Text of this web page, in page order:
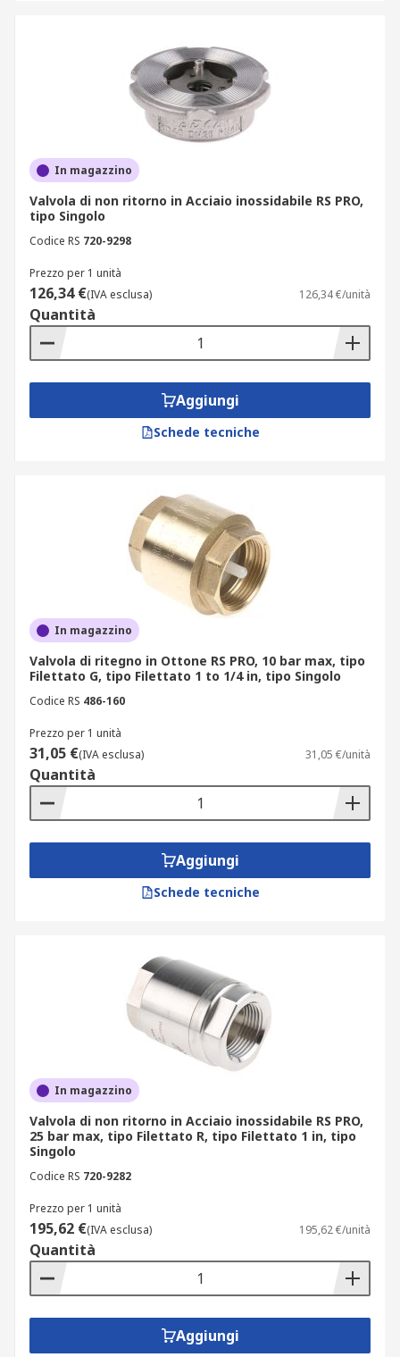
Inoltre, queste valvole sono utilizzate nei sistemi
HVAC (sistemi di riscaldamento, ventilazione e
condizionamento dell'aria).
Tipi di valvola di ritegno
Sono disponibili diversi tipi di valvole di ritegno
per un'ampia gamma di applicazioni. Ad esempio:
A doppia piastra
A doppio sportello
In linea con molla
A pistone o alzata<
In magazzino
Valvola di non ritorno in Acciaio inossidabile RS PRO,
tipo Singolo
Codice RS 720-9298
Prezzo per 1 unità
126,34 €(IVA esclusa) 126,34 €/unità
Quantità
Aggiungi
Schede tecniche
In magazzino
Valvola di ritegno in Ottone RS PRO, 10 bar max, tipo
Filettato G, tipo Filettato 1 to 1/4 in, tipo Singolo
Codice RS 486-160
Prezzo per 1 unità
31,05 €(IVA esclusa) 31,05 €/unità
Quantità
Aggiungi
Schede tecniche
In magazzino
Valvola di non ritorno in Acciaio inossidabile RS PRO,
25 bar max, tipo Filettato R, tipo Filettato 1 in, tipo
Singolo
Codice RS 720-9282
Prezzo per 1 unità
195,62 €(IVA esclusa) 195,62 €/unità
Quantità
Aggiungi